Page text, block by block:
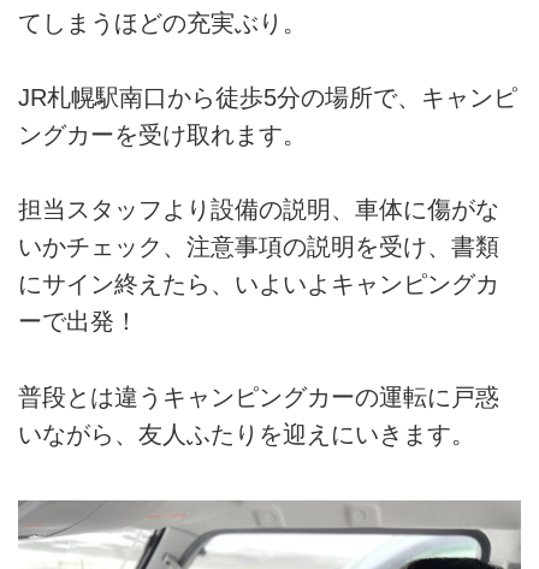
てしまうほどの充実ぶり。
JR札幌駅南口から徒歩5分の場所で、キャンピ
ングカーを受け取れます。
担当スタッフより設備の説明、車体に傷がな
いかチェック、注意事項の説明を受け、書類
にサイン終えたら、いよいよキャンピングカ
ーで出発！
普段とは違うキャンピングカーの運転に戸惑
いながら、友人ふたりを迎えにいきます。